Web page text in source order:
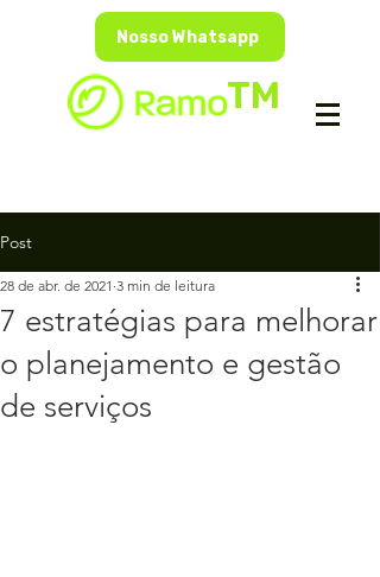
Nosso Whatsapp
TM
Post
7 estratégias para melhorar
o planejamento e gestão
de serviços
28 de abr. de 2021 3 min de leitura